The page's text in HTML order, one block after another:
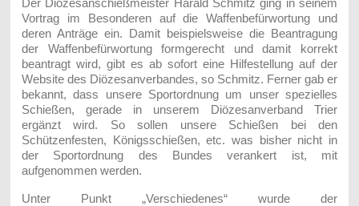
Der Diözesanschießmeister Harald Schmitz ging in seinem
Vortrag im Besonderen auf die Waffenbefürwortung und
deren Anträge ein. Damit beispielsweise die Beantragung
der Waffenbefürwortung formgerecht und damit korrekt
beantragt wird, gibt es ab sofort eine Hilfestellung auf der
Website des Diözesanverbandes, so Schmitz. Ferner gab er
bekannt, dass unsere Sportordnung um unser spezielles
Schießen, gerade in unserem Diözesanverband Trier
ergänzt wird. So sollen unsere Schießen bei den
Schützenfesten, Königsschießen, etc. was bisher nicht in
der Sportordnung des Bundes verankert ist, mit
aufgenommen werden.
Unter Punkt „Verschiedenes“ wurde der